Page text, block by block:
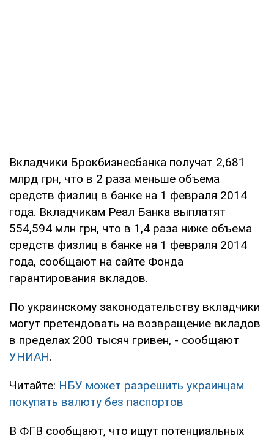
Вкладчики Брокбизнесбанка получат 2,681
млрд грн, что в 2 раза меньше объема
средств физлиц в банке на 1 февраля 2014
года. Вкладчикам Реал Банка выплатят
554,594 млн грн, что в 1,4 раза ниже объема
средств физлиц в банке на 1 февраля 2014
года, сообщают на сайте Фонда
гарантирования вкладов.
По украинскому законодательству вкладчики
могут претендовать на возвращение вкладов
в пределах 200 тысяч гривен, - сообщают
УНИАН.
Читайте: НБУ может разрешить украинцам
покупать валюту без паспортов
В ФГВ сообщают, что ищут потенциальных